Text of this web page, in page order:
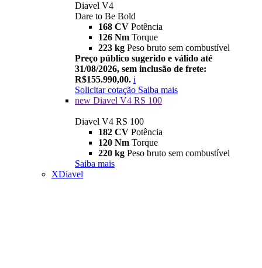
Diavel V4
Dare to Be Bold
168 CV Potência
126 Nm Torque
223 kg Peso bruto sem combustível
Preço público sugerido e válido até
31/08/2026, sem inclusão de frete:
R$155.990,00. i
Solicitar cotação Saiba mais
new Diavel V4 RS 100
Diavel V4 RS 100
182 CV Potência
120 Nm Torque
220 kg Peso bruto sem combustível
Saiba mais
XDiavel